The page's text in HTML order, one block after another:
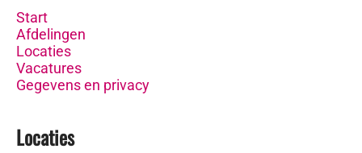
Start
Afdelingen
Locaties
Vacatures
Gegevens en privacy
Locaties